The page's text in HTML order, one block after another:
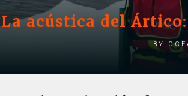
La acústica del
by